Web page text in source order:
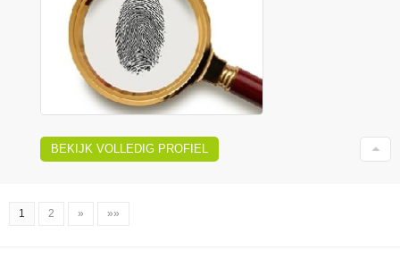
BEKIJK VOLLEDIG PROFIEL
1 2 » »»